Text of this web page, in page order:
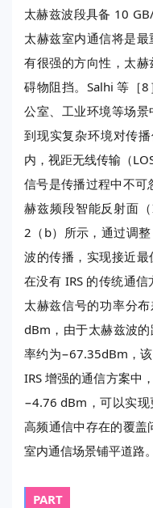
太赫兹波段具备 10
太赫兹室内通信将是
有很强的方向性，太
碍物阻挡。Salhi 等［
公室、工业环境等场
到现实复杂环境对传
内，视距无线传输（
信号是传播过程中不
赫兹频段智能反射面
2（b）所示，通过调
波的传播，实现接近最
在没有 IRS 的传统通
太赫兹信号的功率分
dBm，由于太赫兹波
率约为−67.35dBm，
IRS 增强的通信方案中
−4.76 dBm，可以实现
高频通信中存在的覆盖
室内通信场景铺平道路。
PART